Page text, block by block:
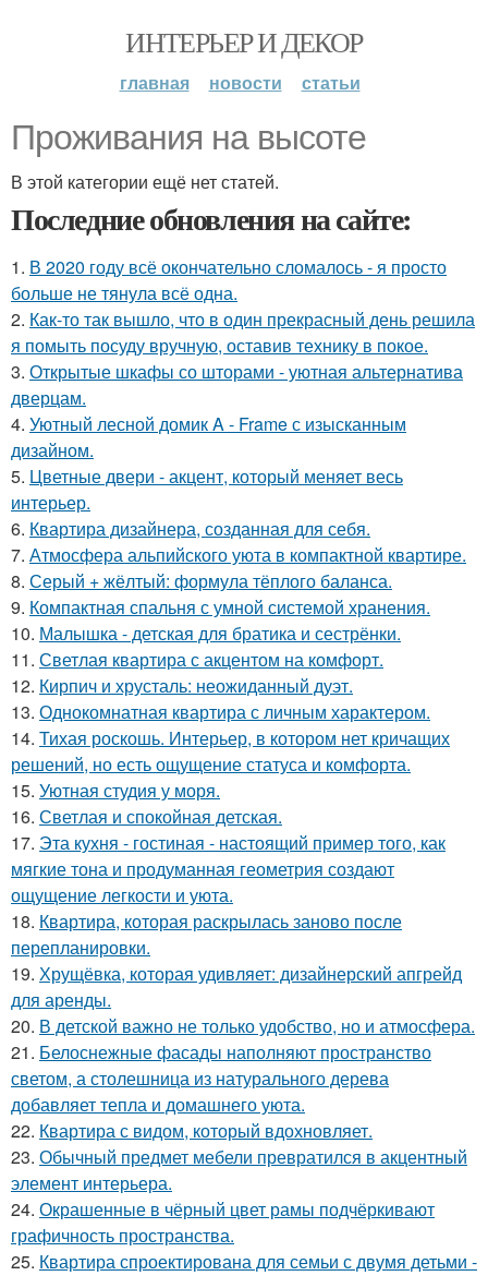
ИНТЕРЬЕР И ДЕКОР
главная новости статьи
Проживания на высоте
В этой категории ещё нет статей.
Последние обновления на сайте:
1. В 2020 году всё окончательно сломалось - я просто
больше не тянула всё одна.
2. Как-то так вышло, что в один прекрасный день решила
я помыть посуду вручную, оставив технику в покое.
3. Открытые шкафы со шторами - уютная альтернатива
дверцам.
4. Уютный лесной домик A - Frame с изысканным
дизайном.
5. Цветные двери - акцент, который меняет весь
интерьер.
6. Квартира дизайнера, созданная для себя.
7. Атмосфера альпийского уюта в компактной квартире.
8. Серый + жёлтый: формула тёплого баланса.
9. Компактная спальня с умной системой хранения.
10. Малышка - детская для братика и сестрёнки.
11. Светлая квартира с акцентом на комфорт.
12. Кирпич и хрусталь: неожиданный дуэт.
13. Однокомнатная квартира с личным характером.
14. Тихая роскошь. Интерьер, в котором нет кричащих
решений, но есть ощущение статуса и комфорта.
15. Уютная студия у моря.
16. Светлая и спокойная детская.
17. Эта кухня - гостиная - настоящий пример того, как
мягкие тона и продуманная геометрия создают
ощущение легкости и уюта.
18. Квартира, которая раскрылась заново после
перепланировки.
19. Хрущёвка, которая удивляет: дизайнерский апгрейд
для аренды.
20. В детской важно не только удобство, но и атмосфера.
21. Белоснежные фасады наполняют пространство
светом, а столешница из натурального дерева
добавляет тепла и домашнего уюта.
22. Квартира с видом, который вдохновляет.
23. Обычный предмет мебели превратился в акцентный
элемент интерьера.
24. Окрашенные в чёрный цвет рамы подчёркивают
графичность пространства.
25. Квартира спроектирована для семьи с двумя детьми -